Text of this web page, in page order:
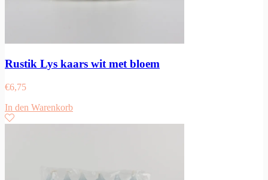
Rustik Lys kaars wit met bloem
€6,75
In den Warenkorb